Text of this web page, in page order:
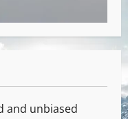
and unbiased